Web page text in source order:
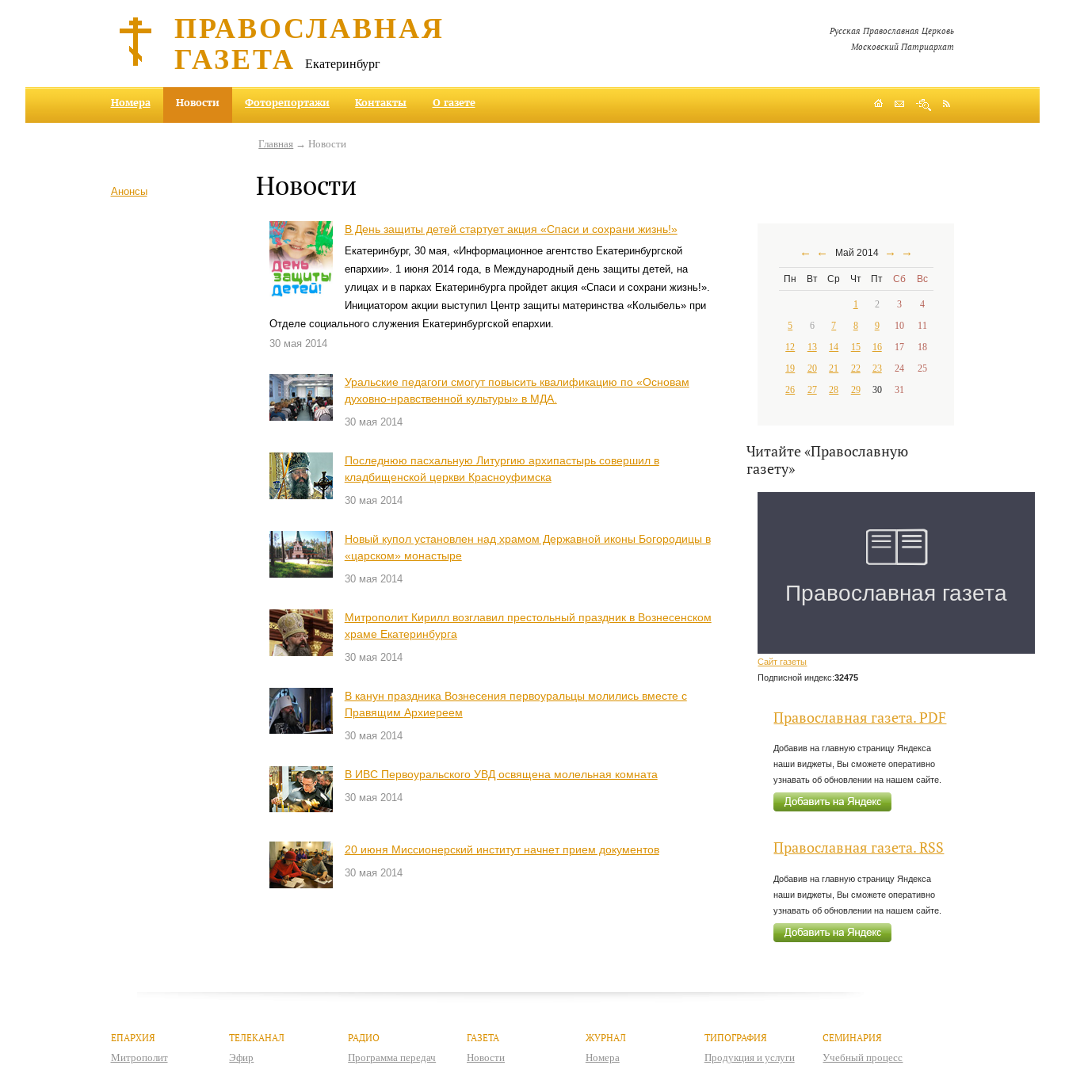
ПРАВОСЛАВНАЯ
ГАЗЕТА Екатеринбург
Русская Православная Церковь
Московский Патриархат
Номера Новости Фоторепортажи Контакты О газете
Анонсы
Главная → Новости
Новости
В День защиты детей стартует акция «Спаси и сохрани жизнь!»
Екатеринбург, 30 мая, «Информационное агентство Екатеринбургской
епархии». 1 июня 2014 года, в Международный день защиты детей, на
улицах и в парках Екатеринбурга пройдет акция «Спаси и сохрани жизнь!».
Инициатором акции выступил Центр защиты материнства «Колыбель» при
Отделе социального служения Екатеринбургской епархии.
30 мая 2014
Уральские педагоги смогут повысить квалификацию по «Основам
духовно-нравственной культуры» в МДА.
30 мая 2014
Последнюю пасхальную Литургию архипастырь совершил в
кладбищенской церкви Красноуфимска
30 мая 2014
Новый купол установлен над храмом Державной иконы Богородицы в
«царском» монастыре
30 мая 2014
Митрополит Кирилл возглавил престольный праздник в Вознесенском
храме Екатеринбурга
30 мая 2014
В канун праздника Вознесения первоуральцы молились вместе с
Правящим Архиереем
30 мая 2014
В ИВС Первоуральского УВД освящена молельная комната
30 мая 2014
20 июня Миссионерский институт начнет прием документов
30 мая 2014
← ← Май 2014 → →
Пн Вт Ср Чт Пт Сб Вс
1 2 3
4
5
6 7 8 9 10
11
12
13 14 15 16 17
18
19
20 21 22 23 24
25
26
27 28 29 30 31
Читайте «Православную
газету»
Сайт газеты
Подписной индекс:32475
Православная газета. PDF
Добавив на главную страницу Яндекса
наши виджеты, Вы сможете оперативно
узнавать об обновлении на нашем сайте.
Православная газета. RSS
Добавив на главную страницу Яндекса
наши виджеты, Вы сможете оперативно
узнавать об обновлении на нашем сайте.
ЕПАРХИЯ
Митрополит
ТЕЛЕКАНАЛ
Эфир
РАДИО
Программа передач
ГАЗЕТА
Новости
ЖУРНАЛ
Номера
ТИПОГРАФИЯ
Продукция и услуги
СЕМИНАРИЯ
Учебный процесс